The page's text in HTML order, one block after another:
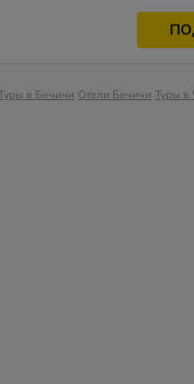
Туры в Бечичи Отели Бечичи Туры